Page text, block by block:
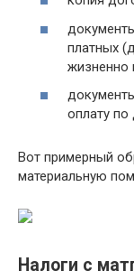
платных
жизненно
оплату по
Вот примерный
материальную
Налоги с